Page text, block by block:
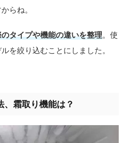
らね。
タイプや機能の違いを整理。使
を絞り込むことにしました。
、霜取り機能は？